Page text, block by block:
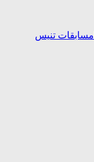
مسابقات تنیس